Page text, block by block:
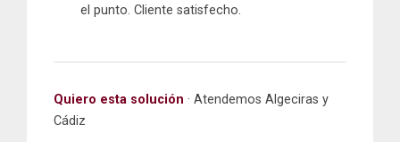
el punto. Cliente satisfecho.
Quiero esta solución · Atendemos Algeciras y
Cádiz